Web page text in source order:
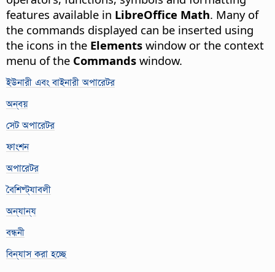
features available in LibreOffice Math. Many of
the commands displayed can be inserted using
the icons in the Elements window or the context
menu of the Commands window.
ইউনারী এবং বাইনারী অপারেটর
অন্বয়
সেট অপারেটর
ফাংশন
অপারেটর
বৈশিষ্ট্যাবলী
অন্যান্য
বন্ধনী
বিন্যাস করা হচ্ছে